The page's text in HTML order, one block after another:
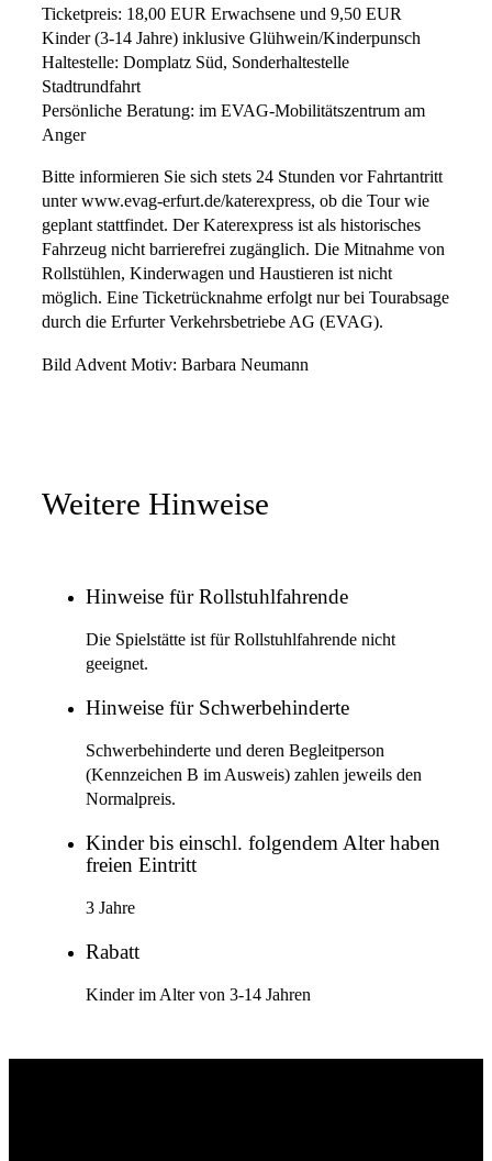
Ticketpreis: 18,00 EUR Erwachsene und 9,50 EUR
Kinder (3-14 Jahre) inklusive Glühwein/Kinderpunsch
Haltestelle: Domplatz Süd, Sonderhaltestelle
Stadtrundfahrt
Persönliche Beratung: im EVAG-Mobilitätszentrum am
Anger
Bitte informieren Sie sich stets 24 Stunden vor Fahrtantritt
unter www.evag-erfurt.de/katerexpress, ob die Tour wie
geplant stattfindet. Der Katerexpress ist als historisches
Fahrzeug nicht barrierefrei zugänglich. Die Mitnahme von
Rollstühlen, Kinderwagen und Haustieren ist nicht
möglich. Eine Ticketrücknahme erfolgt nur bei Tourabsage
durch die Erfurter Verkehrsbetriebe AG (EVAG).
Bild Advent Motiv: Barbara Neumann
Weitere Hinweise
Hinweise für Rollstuhlfahrende
Die Spielstätte ist für Rollstuhlfahrende nicht
geeignet.
Hinweise für Schwerbehinderte
Schwerbehinderte und deren Begleitperson
(Kennzeichen B im Ausweis) zahlen jeweils den
Normalpreis.
Kinder bis einschl. folgendem Alter haben
freien Eintritt
3 Jahre
Rabatt
Kinder im Alter von 3-14 Jahren